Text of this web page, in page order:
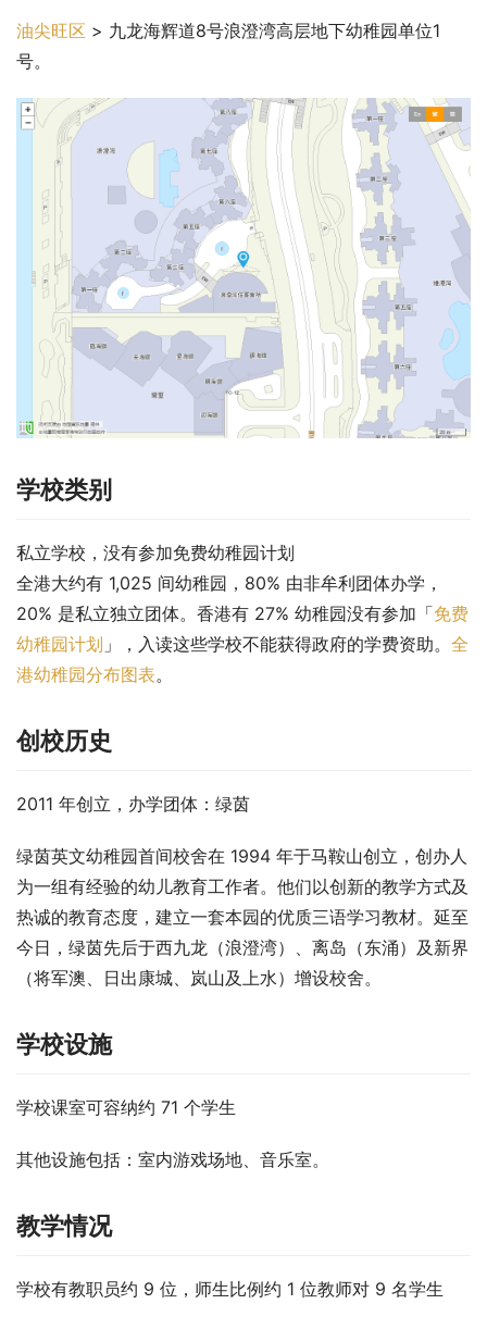
油尖旺区 > 九龙海辉道8号浪澄湾高层地下幼稚园单位1
号。
学校类别
私立学校，没有参加免费幼稚园计划
全港大约有 1,025 间幼稚园，80% 由非牟利团体办学，
20% 是私立独立团体。香港有 27% 幼稚园没有参加「免费
幼稚园计划 」，入读这些学校不能获得政府的学费资助。 全
港幼稚园分布图表。
创校历史
2011 年创立，办学团体：绿茵
绿茵英文幼稚园首间校舍在 1994 年于马鞍山创立，创办人
为一组有经验的幼儿教育工作者。他们以创新的教学方式及
热诚的教育态度，建立一套本园的优质三语学习教材。延至
今日，绿茵先后于西九龙（浪澄湾）、离岛（东涌）及新界
（将军澳、日出康城、岚山及上水）增设校舍。
学校设施
学校课室可容纳约 71 个学生
其他设施包括：室内游戏场地、音乐室。
教学情况
学校有教职员约 9 位，师生比例约 1 位教师对 9 名学生